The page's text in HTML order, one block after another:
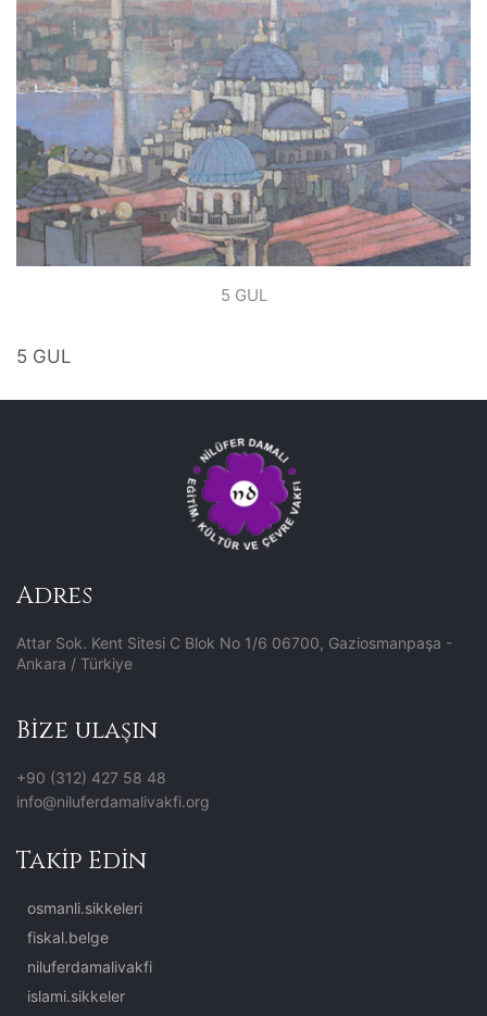
5 GUL
5 GUL
Adres
Attar Sok. Kent Sitesi C Blok No 1/6 06700, Gaziosmanpaşa -
Ankara / Türkiye
Bize ulaşın
+90 (312) 427 58 48
info@niluferdamalivakfi.org
Takip Edin
osmanli.sikkeleri
fiskal.belge
niluferdamalivakfi
islami.sikkeler